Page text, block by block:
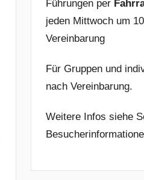
Führungen per
jeden Mittwoch um
Vereinbarung
Für Gruppen und
nach Vereinbarung.
Weitere Infos siehe